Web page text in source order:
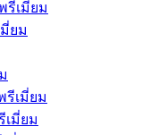
รีเมี่ยม
ยม
รีเมี่ยม
เมี่ยม